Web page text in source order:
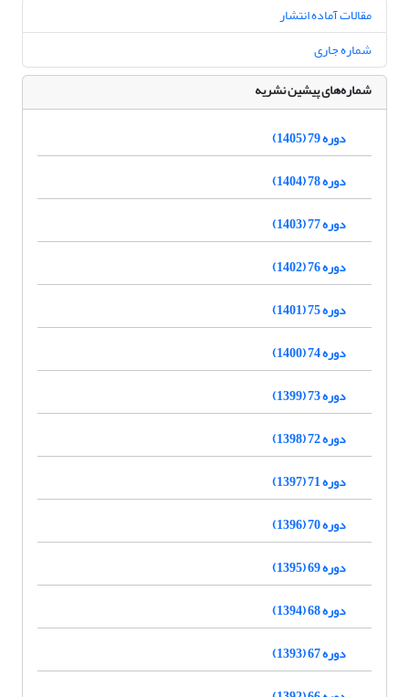
مقالات آماده انتشار
شماره جاری
شماره‌های پیشین نشریه
دوره 79 (1405)
دوره 78 (1404)
دوره 77 (1403)
دوره 76 (1402)
دوره 75 (1401)
دوره 74 (1400)
دوره 73 (1399)
دوره 72 (1398)
دوره 71 (1397)
دوره 70 (1396)
دوره 69 (1395)
دوره 68 (1394)
دوره 67 (1393)